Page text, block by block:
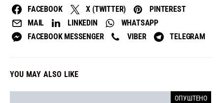
FACEBOOK X (TWITTER)
PINTEREST
MAIL
LINKEDIN
WHATSAPP
FACEBOOK MESSENGER
VIBER TELEGRAM
YOU MAY ALSO LIKE
ОПУШТЕНО